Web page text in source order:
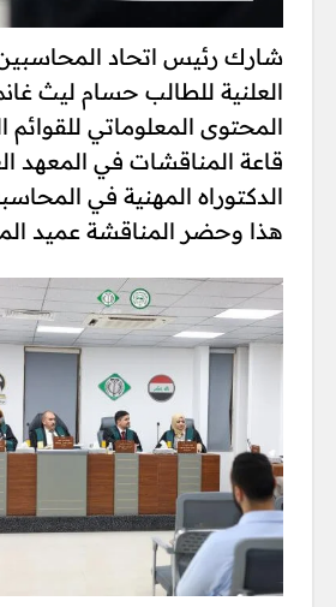
شارك رئيس اتحاد المحاسبين
المحتوى المعلوماتي للقوائم
قاعة المناقشات في المعهد
الدكتوراه المهنية في
هذا وحضر المناقشة عميد